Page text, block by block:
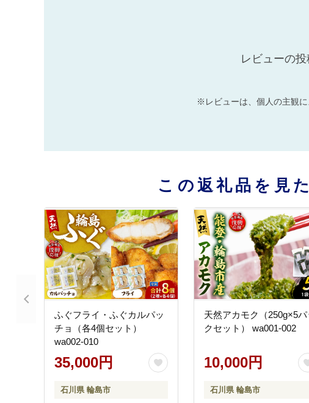
レビューの
※レビューは、個人の主観に
この返礼品を見
ふぐフライ・ふぐカルパッ
チョ（各4個セット）
wa002-010
35,000円
石川県 輪島市
天然アカモク（250g×5パ
クセット） wa001-002
10,000円
石川県 輪島市